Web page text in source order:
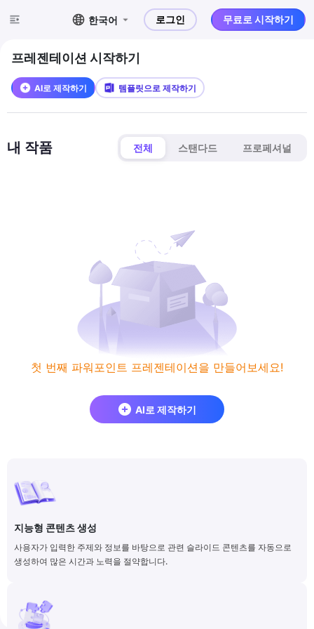
한국어 로그인 무료로 시작하기
프레젠테이션 시작하기
AI로 제작하기 템플릿으로 제작하기
내 작품 전체 스탠다드 프로페셔널
첫 번째 파워포인트 프레젠테이션을 만들어보세요!
AI로 제작하기
지능형 콘텐츠 생성
사용자가 입력한 주제와 정보를 바탕으로 관련 슬라이드 콘텐츠를 자동으로
생성하여 많은 시간과 노력을 절약합니다.